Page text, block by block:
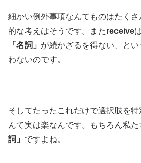
細かい例外事項なんてものはたく
的な考えはそうです。またreceive
「名詞」 が続かざるを得ない、と
わないのです。
そしてたったこれだけで選択肢を
んて実は楽なんです。もちろん私
詞」 ですよね。